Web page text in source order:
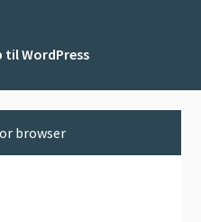
WordPress
browser